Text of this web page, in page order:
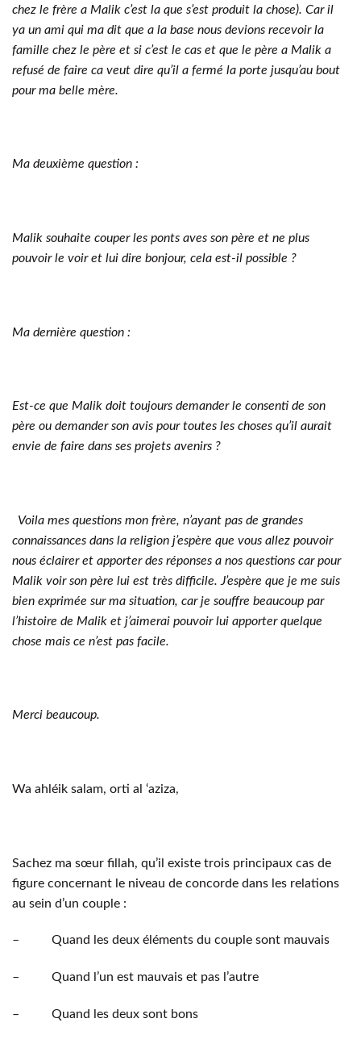
chez le frère a Malik c’est la que s’est produit la chose). Car il
ya un ami qui ma dit que a la base nous devions recevoir la
famille chez le père et si c’est le cas et que le père a Malik a
refusé de faire ca veut dire qu’il a fermé la porte jusqu’au bout
pour ma belle mère.
Ma deuxième question :
Malik souhaite couper les ponts aves son père et ne plus
pouvoir le voir et lui dire bonjour, cela est-il possible ?
Ma dernière question :
Est-ce que Malik doit toujours demander le consenti de son
père ou demander son avis pour toutes les choses qu’il aurait
envie de faire dans ses projets avenirs ?
Voila mes questions mon frère, n’ayant pas de grandes
connaissances dans la religion j’espère que vous allez pouvoir
nous éclairer et apporter des réponses a nos questions car pour
Malik voir son père lui est très difficile. J’espère que je me suis
bien exprimée sur ma situation, car je souffre beaucoup par
l’histoire de Malik et j’aimerai pouvoir lui apporter quelque
chose mais ce n’est pas facile.
Merci beaucoup.
Wa ahléik salam, orti al ‘aziza,
Sachez ma sœur fillah, qu’il existe trois principaux cas de
figure concernant le niveau de concorde dans les relations
au sein d’un couple :
– Quand les deux éléments du couple sont mauvais
– Quand l’un est mauvais et pas l’autre
– Quand les deux sont bons